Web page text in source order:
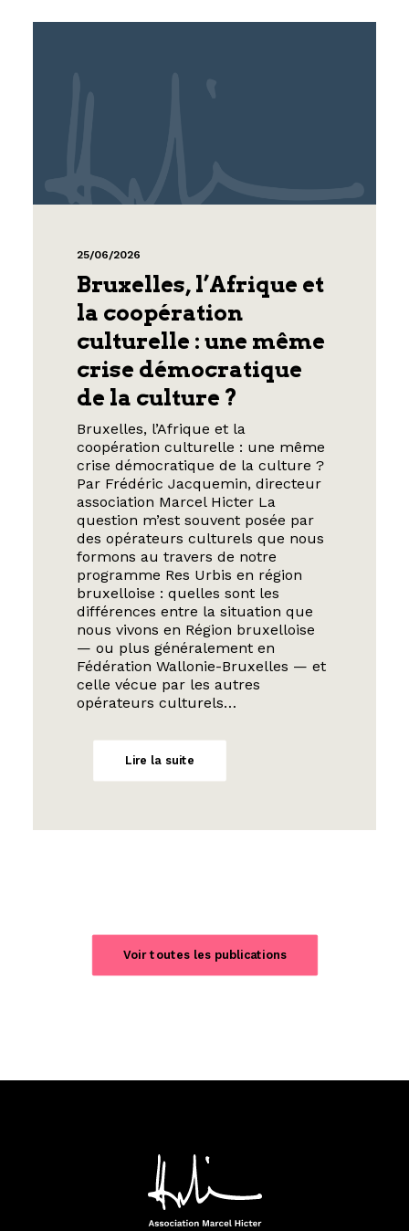
25/06/2026
Bruxelles, l’Afrique et
la coopération
culturelle : une même
crise démocratique
de la culture ?
Bruxelles, l’Afrique et la
coopération culturelle : une même
crise démocratique de la culture ?
Par Frédéric Jacquemin, directeur
association Marcel Hicter La
question m’est souvent posée par
des opérateurs culturels que nous
formons au travers de notre
programme Res Urbis en région
bruxelloise : quelles sont les
différences entre la situation que
nous vivons en Région bruxelloise
— ou plus généralement en
Fédération Wallonie-Bruxelles — et
celle vécue par les autres
opérateurs culturels…
Lire la suite
Voir toutes les publications